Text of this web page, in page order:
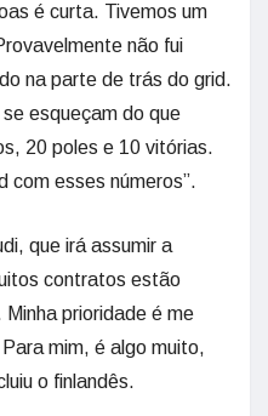
é curta. Tivemos um
não fui
na parte de trás do grid.
esqueçam do que
20 poles e 10 vitórias.
com esses números”.
que irá assumir a
contratos estão
Minha prioridade é me
mim, é algo muito,
o finlandês.